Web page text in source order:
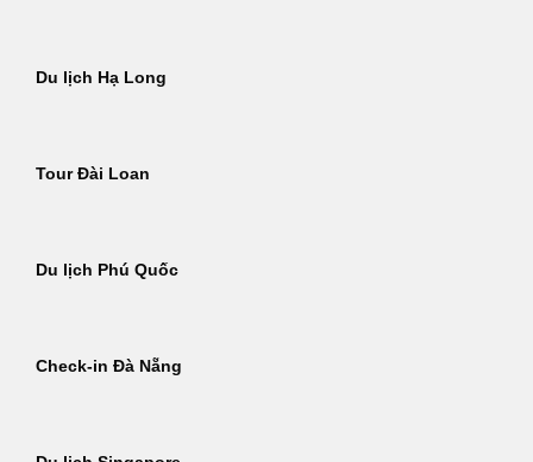
Du lịch Hạ Long
Tour Đài Loan
Du lịch Phú Quốc
Check-in Đà Nẵng